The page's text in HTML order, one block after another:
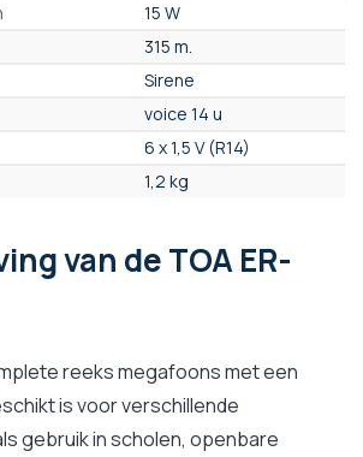
15 W
315 m.
Sirene
voice 14 u
6 x 1,5 V (R14)
1,2 kg
van de TOA ER-
reeks megafoons met een
is voor verschillende
gebruik in scholen, openbare